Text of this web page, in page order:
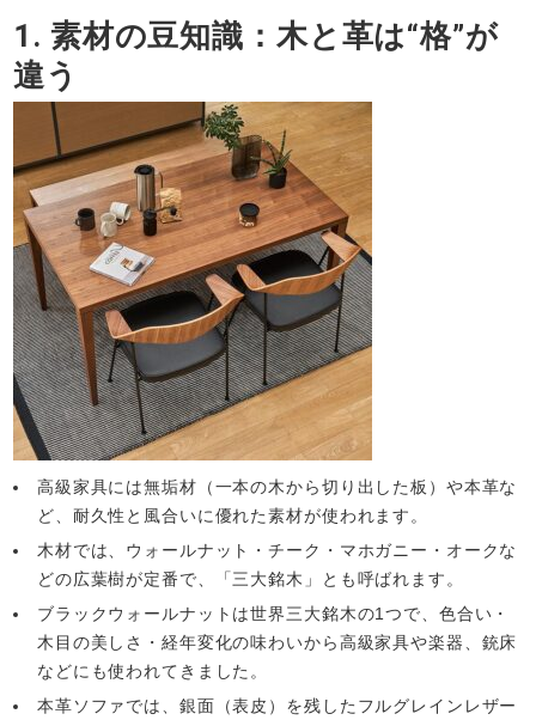
1. 素材の豆知識：木と革は“格”が
違う
高級家具には無垢材（一本の木から切り出した板）や本革な
ど、耐久性と風合いに優れた素材が使われます。
木材では、ウォールナット・チーク・マホガニー・オークな
どの広葉樹が定番で、「三大銘木」とも呼ばれます。
ブラックウォールナットは世界三大銘木の1つで、色合い・
木目の美しさ・経年変化の味わいから高級家具や楽器、銃床
などにも使われてきました。
本革ソファでは、銀面（表皮）を残したフルグレインレザー